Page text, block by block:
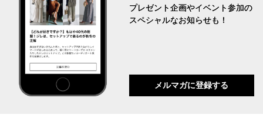
プレゼント企画やイベント参加の
スペシャルなお知らせも！
メルマガに登録する